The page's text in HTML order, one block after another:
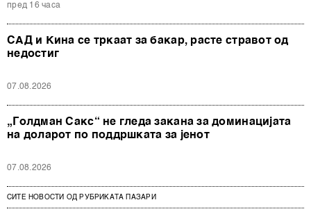
пред 16 часа
САД и Кина се тркаат за бакар, расте стравот од
недостиг
07.08.2026
„Голдман Сакс“ не гледа закана за доминацијата
на доларот по поддршката за јенот
07.08.2026
СИТЕ НОВОСТИ ОД РУБРИКАТА ПАЗАРИ